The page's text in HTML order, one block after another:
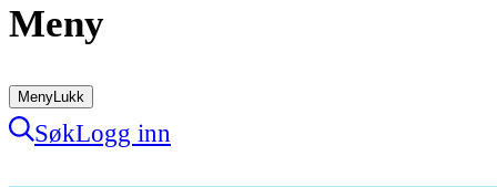
Meny
MenyLukk
SøkLogg inn